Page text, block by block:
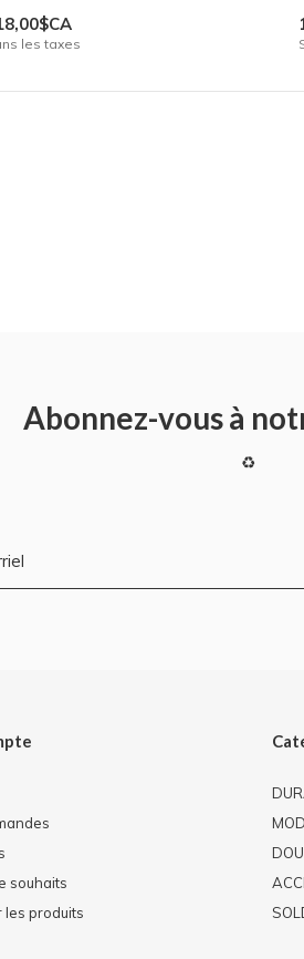
les taxes
Abonnez-vous à
♻
souhaits
les produits